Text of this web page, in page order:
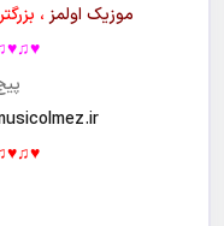
موزیک اولمز ،